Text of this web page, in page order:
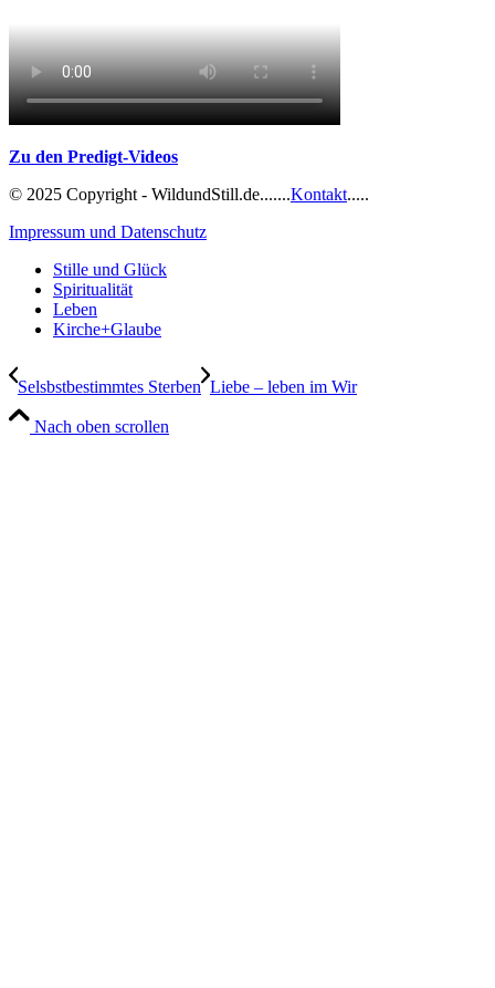
Zu den Predigt-Videos
© 2025 Copyright - WildundStill.de.......Kontakt.....
Impressum und Datenschutz
Stille und Glück
Spiritualität
Leben
Kirche+Glaube
Selsbstbestimmtes Sterben Liebe – leben im Wir
Nach oben scrollen